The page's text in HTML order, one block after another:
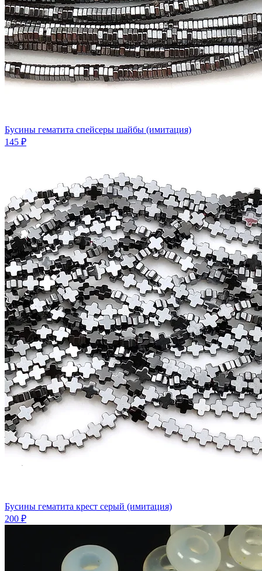
Бусины гематита спейсеры шайбы (имитация)
145 ₽
Бусины гематита крест серый (имитация)
200 ₽